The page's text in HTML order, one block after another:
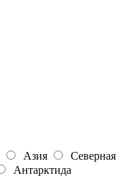
Азия
Северная
Антарктида